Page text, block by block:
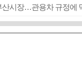
산시장…관용차 규정에